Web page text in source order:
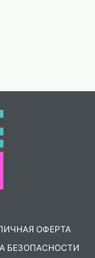
ОФЕРТА
БЕЗОПАСНОСТИ